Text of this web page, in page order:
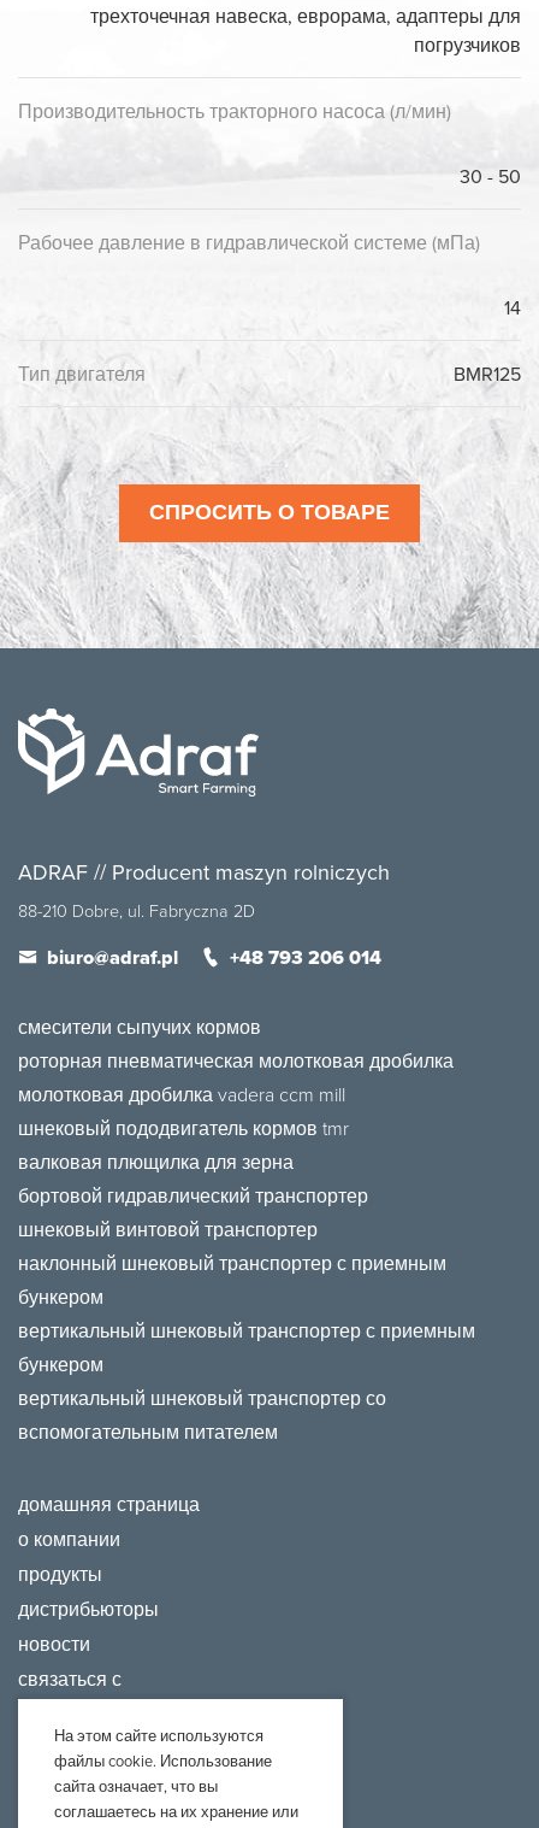
трехточечная навеска, еврорама, адаптеры для
погрузчиков
Производительность тракторного насоса (л/мин)
30 - 50
Рабочее давление в гидравлической системе (мПа)
14
Тип двигателя BMR125
СПРОСИТЬ О ТОВАРЕ
ADRAF // Producent maszyn rolniczych
88-210 Dobre, ul. Fabryczna 2D
biuro@adraf.pl +48 793 206 014
домашняя страница
о компании
продукты
дистрибьюторы
новости
связаться с
смесители сыпучих кормов
роторная пневматическая молотковая дробилка
молотковая дробилка vadera ccm mill
шнековый пододвигатель кормов tmr
валковая плющилка для зерна
бортовой гидравлический транспортер
шнековый винтовой транспортер
наклонный шнековый транспортер с приемным
бункером
вертикальный шнековый транспортер с приемным
бункером
вертикальный шнековый транспортер со
вспомогательным питателем
На этом сайте используются
файлы cookie. Использование
сайта означает, что вы
соглашаетесь на их хранение или